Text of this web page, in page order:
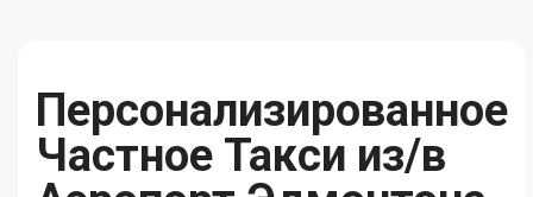
Персонализированное
Частное Такси из/в